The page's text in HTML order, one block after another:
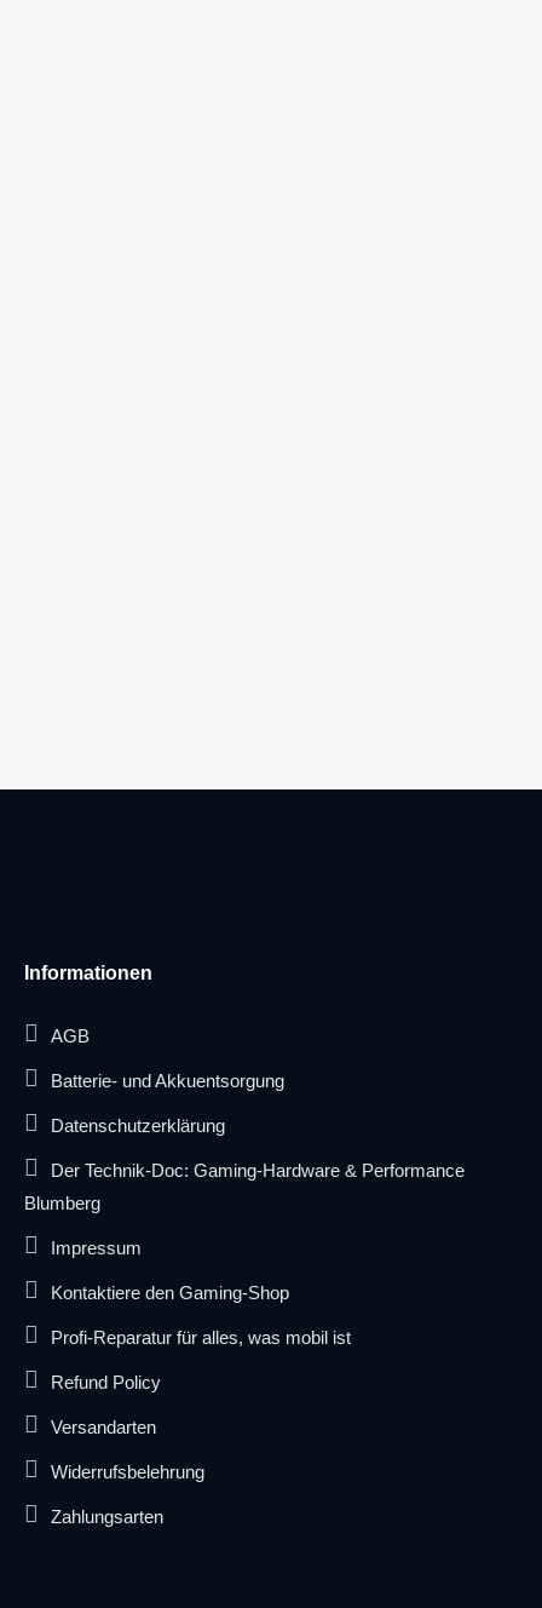
Informationen
AGB
Batterie- und Akkuentsorgung
Datenschutzerklärung
Der Technik-Doc: Gaming-Hardware & Performance
Blumberg
Impressum
Kontaktiere den Gaming-Shop
Profi-Reparatur für alles, was mobil ist
Refund Policy
Versandarten
Widerrufsbelehrung
Zahlungsarten